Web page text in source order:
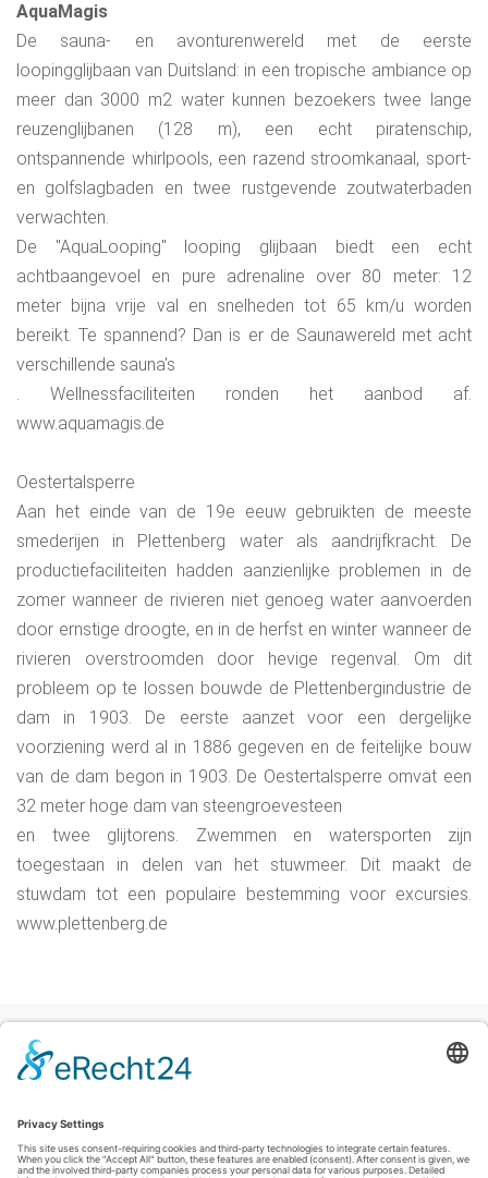
fiets je over een goed onderhouden bospad in de richting
van Forsthaus Schwarzenberg. Er zijn stijgingspercentages
van 7%, 9,5% en 13% te overwinnen.De korte bestemming
van de kasteelruïne kan vanaf hier te voet worden bereikt.
Bezoekers van het kasteel wordt aangeraden hun fiets bij
het fietspad te parkeren.Zoals aangegeven, gaat u
rechtdoor naar de bestemming Pasel. De afdaling naar het
dorp in de uiterwaarden gaat met gematigde hellingen van
4%, 6% en 10%. Net als bij de klim naar de kasteelruïne fiets
je voornamelijk door bos. Het dorp Pasel wordt bereikt na
het oversteken van de Lennebrug.
AquaMagis
De sauna- en avonturenwereld met de eerste
loopingglijbaan van Duitsland: in een tropische ambiance op
meer dan 3000 m2 water kunnen bezoekers twee lange
reuzenglijbanen (128 m), een echt piratenschip,
ontspannende whirlpools, een razend stroomkanaal, sport-
en golfslagbaden en twee rustgevende zoutwaterbaden
verwachten.
De "AquaLooping" looping glijbaan biedt een echt
achtbaangevoel en pure adrenaline over 80 meter: 12
meter bijna vrije val en snelheden tot 65 km/u worden
bereikt. Te spannend? Dan is er de Saunawereld met acht
verschillende sauna's
. Wellnessfaciliteiten ronden het aanbod af.
www.aquamagis.de
Oestertalsperre
Aan het einde van de 19e eeuw gebruikten de meeste
smederijen in Plettenberg water als aandrijfkracht. De
productiefaciliteiten hadden aanzienlijke problemen in de
zomer wanneer de rivieren niet genoeg water aanvoerden
door ernstige droogte, en in de herfst en winter wanneer de
rivieren overstroomden door hevige regenval. Om dit
probleem op te lossen bouwde de Plettenbergindustrie de
dam in 1903. De eerste aanzet voor een dergelijke
voorziening werd al in 1886 gegeven en de feitelijke bouw
van de dam begon in 1903. De Oestertalsperre omvat een
32 meter hoge dam van steengroevesteen
en twee glijtorens. Zwemmen en watersporten zijn
toegestaan in delen van het stuwmeer. Dit maakt de
stuwdam tot een populaire bestemming voor excursies.
www.plettenberg.de
Colofon|Privacyverklaring|Verklaring inzake toegankelijkheid
Contact